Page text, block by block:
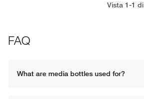
Vista 1-1 di
FAQ
What are media bottles used for?